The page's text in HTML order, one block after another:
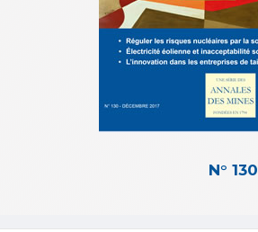
N° 130